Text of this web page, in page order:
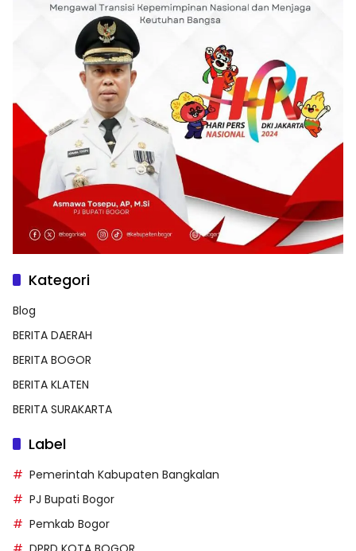
Kategori
Blog
BERITA DAERAH
BERITA BOGOR
BERITA KLATEN
BERITA SURAKARTA
Label
Pemerintah Kabupaten Bangkalan
PJ Bupati Bogor
Pemkab Bogor